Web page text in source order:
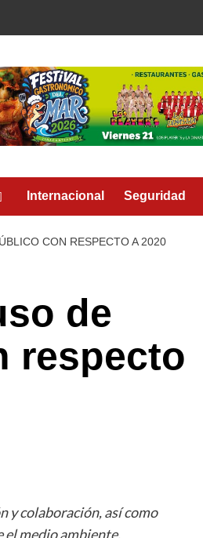
Internacional Seguridad
CON RESPECTO A 2020
de
respecto
y colaboración, así como
el medio ambiente.